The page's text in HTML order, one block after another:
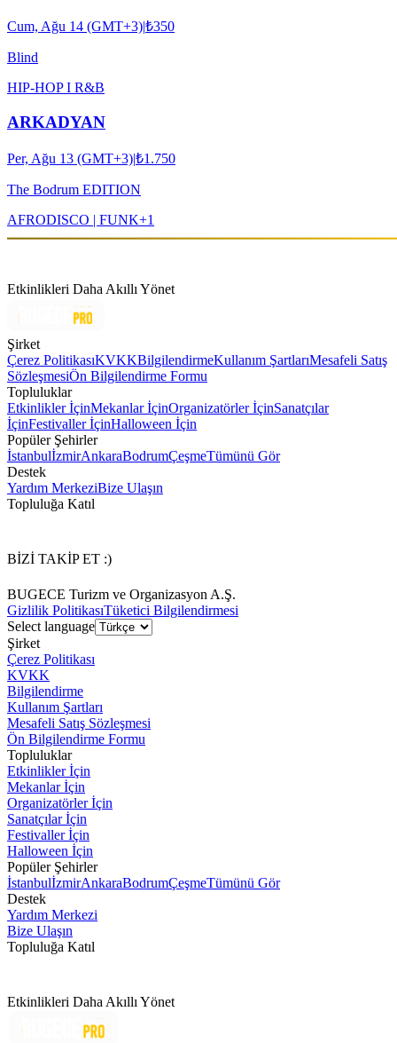
Cum, Ağu 14 (GMT+3)|₺350
Blind
HIP-HOP I R&B
ARKADYAN
Per, Ağu 13 (GMT+3)|₺1.750
The Bodrum EDITION
AFRODISCO | FUNK+1
Etkinlikleri Daha Akıllı Yönet
Şirket
Çerez PolitikasıKVKKBilgilendirmeKullanım ŞartlarıMesafeli Satış
SözleşmesiÖn Bilgilendirme Formu
Topluluklar
Etkinlikler İçinMekanlar İçinOrganizatörler İçinSanatçılar
İçinFestivaller İçinHalloween İçin
Popüler Şehirler
İstanbulİzmirAnkaraBodrumÇeşmeTümünü Gör
Destek
Yardım MerkeziBize Ulaşın
Topluluğa Katıl
BİZİ TAKİP ET :)
BUGECE Turizm ve Organizasyon A.Ş.
Gizlilik PolitikasıTüketici Bilgilendirmesi
Select language
Şirket
Çerez Politikası
KVKK
Bilgilendirme
Kullanım Şartları
Mesafeli Satış Sözleşmesi
Ön Bilgilendirme Formu
Topluluklar
Etkinlikler İçin
Mekanlar İçin
Organizatörler İçin
Sanatçılar İçin
Festivaller İçin
Halloween İçin
Popüler Şehirler
İstanbulİzmirAnkaraBodrumÇeşmeTümünü Gör
Destek
Yardım Merkezi
Bize Ulaşın
Topluluğa Katıl
Etkinlikleri Daha Akıllı Yönet